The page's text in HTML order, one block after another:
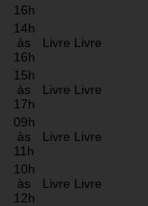
16h
14h
às
16h
Livre Livre
15h
às
17h
Livre Livre
09h
às
11h
Livre Livre
10h
às
12h
Livre Livre